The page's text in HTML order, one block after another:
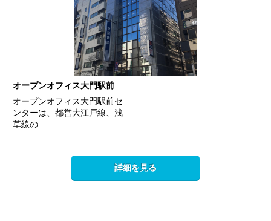
オープンオフィス大門駅前
オープンオフィス大門駅前セ
ンターは、都営大江戸線、浅
草線の…
詳細を見る